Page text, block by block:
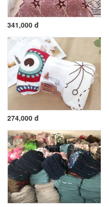
341,000 đ
274,000 đ